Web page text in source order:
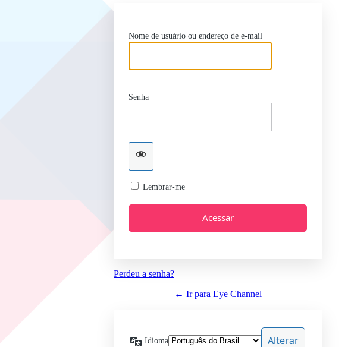
Nome de usuário ou endereço de e-mail
Senha
Lembrar-me
Perdeu a senha?
← Ir para Eye Channel
Idioma